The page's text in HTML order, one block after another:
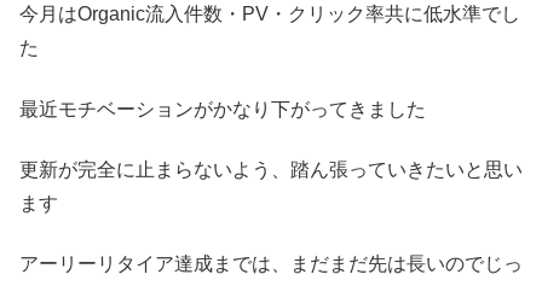
今月はOrganic流入件数・PV・クリック率共に低水準でし
た
最近モチベーションがかなり下がってきました
更新が完全に止まらないよう、踏ん張っていきたいと思い
ます
アーリーリタイア達成までは、まだまだ先は長いのでじっ